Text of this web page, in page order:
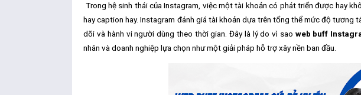
Trong hệ sinh thái củaInstagram, việc một tài khoản có phát triển được hay
hay caption hay. Instagram đánh giá tài khoản dựa trên tổng thể mức độ tương
dõi và hành vi người dùng theo thời gian. Đây là lý do vì sao web buff
nhân và doanh nghiệp lựa chọn như một giải pháp hỗ trợ xây nền ban đầu.